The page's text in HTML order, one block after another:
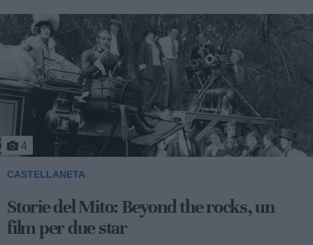
4
CASTELLANETA
Storie del Mito: Beyond the rocks, un
film per due star